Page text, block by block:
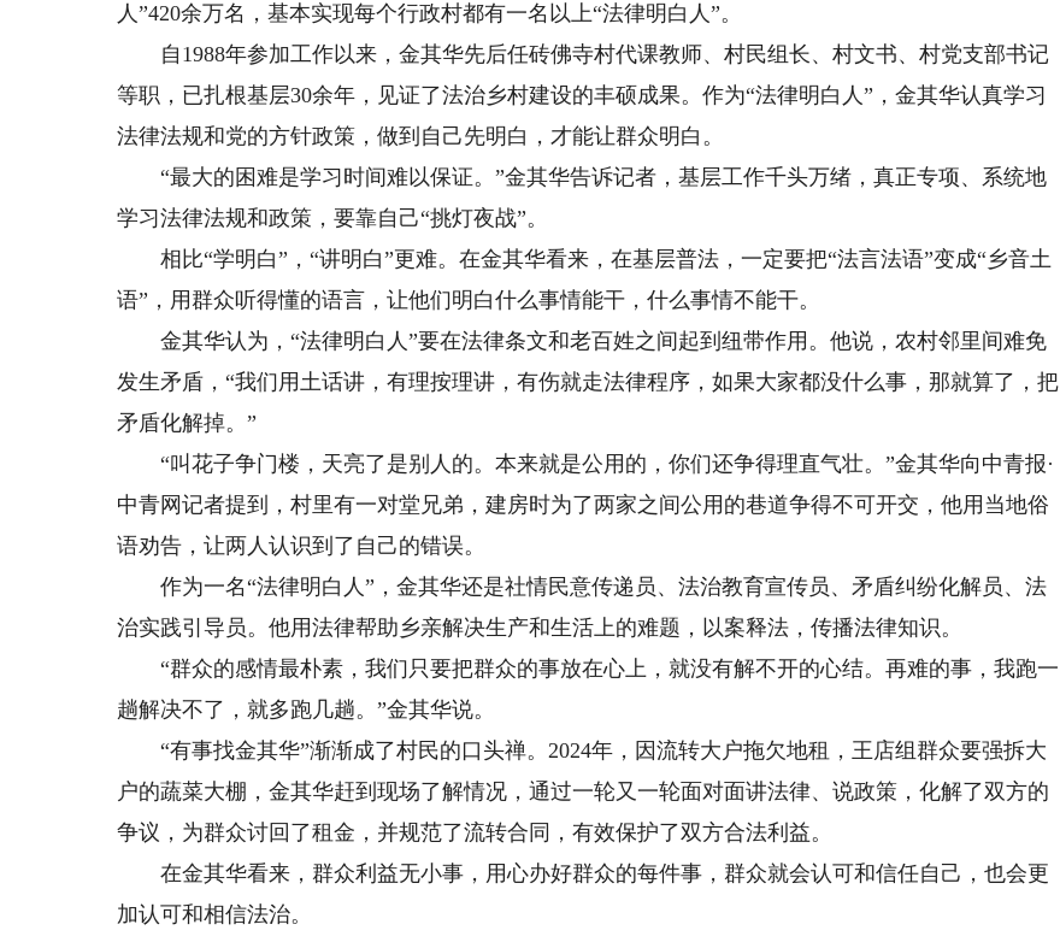
人”420余万名，基本实现每个行政村都有一名以上“法律明白人”。
自1988年参加工作以来，金其华先后任砖佛寺村代课教师、村民组长、村文书、村党支部书记
等职，已扎根基层30余年，见证了法治乡村建设的丰硕成果。作为“法律明白人”，金其华认真学习
法律法规和党的方针政策，做到自己先明白，才能让群众明白。
“最大的困难是学习时间难以保证。”金其华告诉记者，基层工作千头万绪，真正专项、系统地
学习法律法规和政策，要靠自己“挑灯夜战”。
相比“学明白”，“讲明白”更难。在金其华看来，在基层普法，一定要把“法言法语”变成“乡音土
语”，用群众听得懂的语言，让他们明白什么事情能干，什么事情不能干。
金其华认为，“法律明白人”要在法律条文和老百姓之间起到纽带作用。他说，农村邻里间难免
发生矛盾，“我们用土话讲，有理按理讲，有伤就走法律程序，如果大家都没什么事，那就算了，把
矛盾化解掉。”
“叫花子争门楼，天亮了是别人的。本来就是公用的，你们还争得理直气壮。”金其华向中青报·
中青网记者提到，村里有一对堂兄弟，建房时为了两家之间公用的巷道争得不可开交，他用当地俗
语劝告，让两人认识到了自己的错误。
作为一名“法律明白人”，金其华还是社情民意传递员、法治教育宣传员、矛盾纠纷化解员、法
治实践引导员。他用法律帮助乡亲解决生产和生活上的难题，以案释法，传播法律知识。
“群众的感情最朴素，我们只要把群众的事放在心上，就没有解不开的心结。再难的事，我跑一
趟解决不了，就多跑几趟。”金其华说。
“有事找金其华”渐渐成了村民的口头禅。2024年，因流转大户拖欠地租，王店组群众要强拆大
户的蔬菜大棚，金其华赶到现场了解情况，通过一轮又一轮面对面讲法律、说政策，化解了双方的
争议，为群众讨回了租金，并规范了流转合同，有效保护了双方合法利益。
在金其华看来，群众利益无小事，用心办好群众的每件事，群众就会认可和信任自己，也会更
加认可和相信法治。